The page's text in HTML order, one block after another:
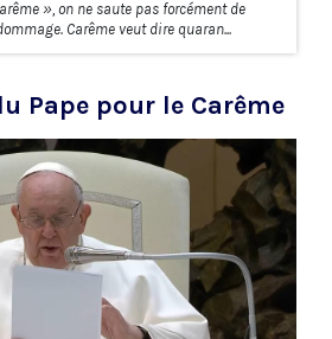
», on ne saute pas forcément de
Carême veut dire quaran...
Pape pour le Carême